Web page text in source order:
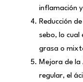
inflamación
Reducción
sebo, lo cual
grasa o
Mejora de la
regular, el